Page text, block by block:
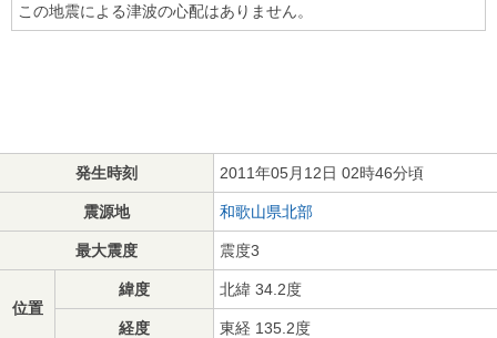
この地震による津波の心配はありません。
発生時刻 2011年05月12日 02時46分頃
震源地 和歌山県北部
最大震度 震度3
位置
緯度 北緯 34.2度
経度 東経 135.2度